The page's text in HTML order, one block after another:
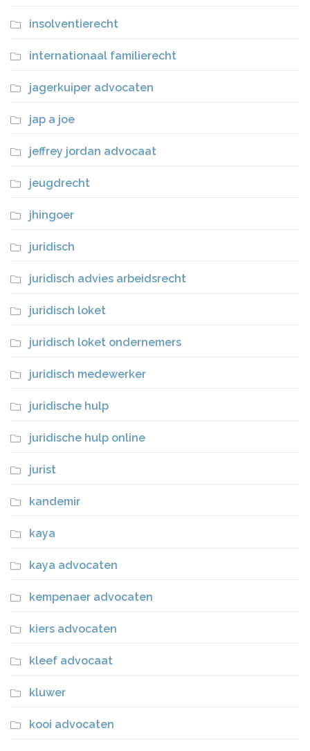
insolventierecht
internationaal familierecht
jagerkuiper advocaten
jap a joe
jeffrey jordan advocaat
jeugdrecht
jhingoer
juridisch
juridisch advies arbeidsrecht
juridisch loket
juridisch loket ondernemers
juridisch medewerker
juridische hulp
juridische hulp online
jurist
kandemir
kaya
kaya advocaten
kempenaer advocaten
kiers advocaten
kleef advocaat
kluwer
kooi advocaten